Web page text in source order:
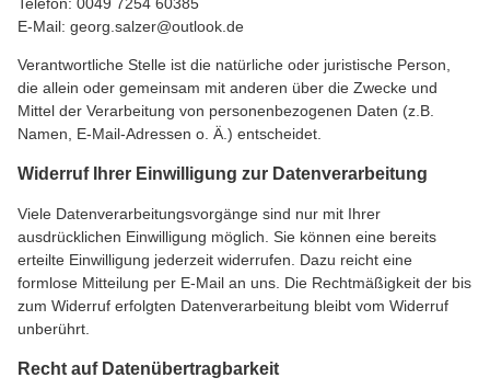
E-Mail: georg.salzer@outlook.de
Verantwortliche Stelle ist die natürliche oder juristische Person,
die allein oder gemeinsam mit anderen über die Zwecke und
Mittel der Verarbeitung von personenbezogenen Daten (z.B.
Namen, E-Mail-Adressen o. Ä.) entscheidet.
Widerruf Ihrer Einwilligung zur Datenverarbeitung
Viele Datenverarbeitungsvorgänge sind nur mit Ihrer
ausdrücklichen Einwilligung möglich. Sie können eine bereits
erteilte Einwilligung jederzeit widerrufen. Dazu reicht eine
formlose Mitteilung per E-Mail an uns. Die Rechtmäßigkeit der bis
zum Widerruf erfolgten Datenverarbeitung bleibt vom Widerruf
unberührt.
Recht auf Datenübertragbarkeit